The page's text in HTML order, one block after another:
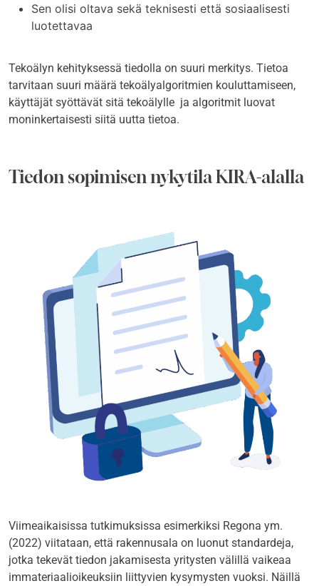
Sen olisi oltava sekä teknisesti että sosiaalisesti
luotettavaa
Tekoälyn kehityksessä tiedolla on suuri merkitys. Tietoa
tarvitaan suuri määrä tekoälyalgoritmien kouluttamiseen,
käyttäjät syöttävät sitä tekoälylle ja algoritmit luovat
moninkertaisesti siitä uutta tietoa.
Tiedon sopimisen nykytila KIRA-alalla
Viimeaikaisissa tutkimuksissa esimerkiksi Regona ym.
(2022) viitataan, että rakennusala on luonut standardeja,
jotka tekevät tiedon jakamisesta yritysten välillä vaikeaa
immateriaalioikeuksiin liittyvien kysymysten vuoksi. Näillä